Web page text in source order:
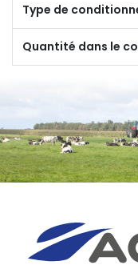
Type de
Quantité dans le